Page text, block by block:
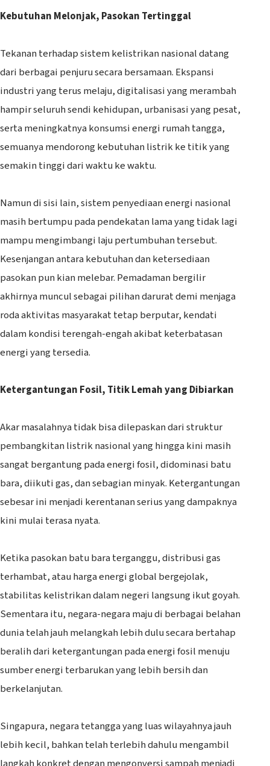
Kebutuhan Melonjak, Pasokan Tertinggal
‎Tekanan terhadap sistem kelistrikan nasional datang
dari berbagai penjuru secara bersamaan. Ekspansi
industri yang terus melaju, digitalisasi yang merambah
hampir seluruh sendi kehidupan, urbanisasi yang pesat,
serta meningkatnya konsumsi energi rumah tangga,
semuanya mendorong kebutuhan listrik ke titik yang
semakin tinggi dari waktu ke waktu.
‎Namun di sisi lain, sistem penyediaan energi nasional
masih bertumpu pada pendekatan lama yang tidak lagi
mampu mengimbangi laju pertumbuhan tersebut.
Kesenjangan antara kebutuhan dan ketersediaan
pasokan pun kian melebar. Pemadaman bergilir
akhirnya muncul sebagai pilihan darurat demi menjaga
roda aktivitas masyarakat tetap berputar, kendati
dalam kondisi terengah-engah akibat keterbatasan
energi yang tersedia.
Ketergantungan Fosil, Titik Lemah yang Dibiarkan
‎Akar masalahnya tidak bisa dilepaskan dari struktur
pembangkitan listrik nasional yang hingga kini masih
sangat bergantung pada energi fosil, didominasi batu
bara, diikuti gas, dan sebagian minyak. Ketergantungan
sebesar ini menjadi kerentanan serius yang dampaknya
kini mulai terasa nyata.
‎Ketika pasokan batu bara terganggu, distribusi gas
terhambat, atau harga energi global bergejolak,
stabilitas kelistrikan dalam negeri langsung ikut goyah.
Sementara itu, negara-negara maju di berbagai belahan
dunia telah jauh melangkah lebih dulu secara bertahap
beralih dari ketergantungan pada energi fosil menuju
sumber energi terbarukan yang lebih bersih dan
berkelanjutan.
‎Singapura, negara tetangga yang luas wilayahnya jauh
lebih kecil, bahkan telah terlebih dahulu mengambil